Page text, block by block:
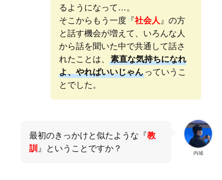
るようになって…。
そこからもう一度『社会人 』の方
と話す機会が増えて、いろんな人
から話を聞いた中で共通して話さ
れたことは、
素直な気持ちになれ
よ、やればいいじゃんっていうこ
とでした。
内城
最初のきっかけと似たような『教
訓 』ということですか？